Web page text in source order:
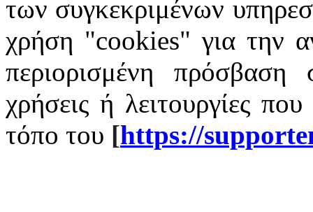
των συγκεκριμένων
χρήση "cookies" για την
περιορισμένη πρόσβαση
χρήσεις ή λειτουργίες
τόπο του [https://